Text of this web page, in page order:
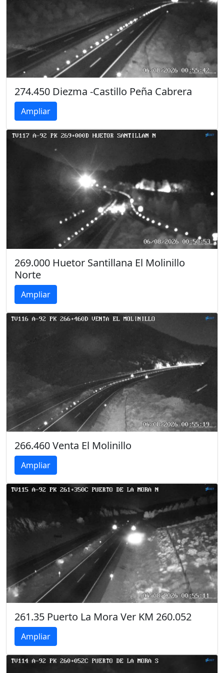
274.450 Diezma -Castillo Peña Cabrera
Ampliar
269.000 Huetor Santillana El Molinillo
Norte
Ampliar
266.460 Venta El Molinillo
Ampliar
261.35 Puerto La Mora Ver KM 260.052
Ampliar